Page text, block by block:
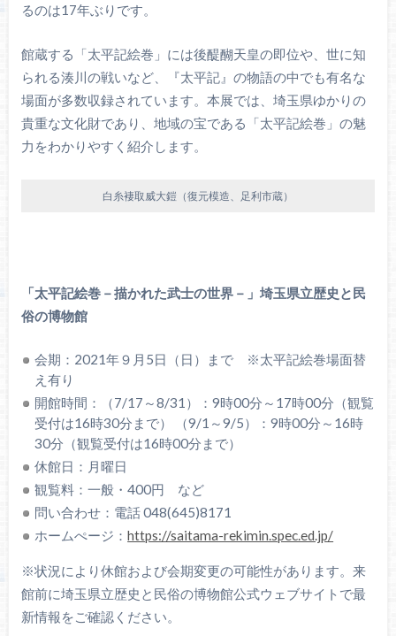
るのは17年ぶりです。
館蔵する「太平記絵巻」には後醍醐天皇の即位や、世に知
られる湊川の戦いなど、『太平記』の物語の中でも有名な
場面が多数収録されています。本展では、埼玉県ゆかりの
貴重な文化財であり、地域の宝である「太平記絵巻」の魅
力をわかりやすく紹介します。
白糸褄取威大鎧（復元模造、足利市蔵）
「太平記絵巻－描かれた武士の世界－」埼玉県立歴史と民
俗の博物館
会期：2021年９月5日（日）まで ※太平記絵巻場面替
え有り
開館時間：（7/17～8/31）：9時00分～17時00分（観覧
受付は16時30分まで） （9/1～9/5）：9時00分～16時
30分（観覧受付は16時00分まで）
休館日：月曜日
観覧料：一般・400円 など
問い合わせ：電話 048(645)8171
ホームぺージ：https://saitama-rekimin.spec.ed.jp/
※状況により休館および会期変更の可能性があります。来
館前に埼玉県立歴史と民俗の博物館公式ウェブサイトで最
新情報をご確認ください。